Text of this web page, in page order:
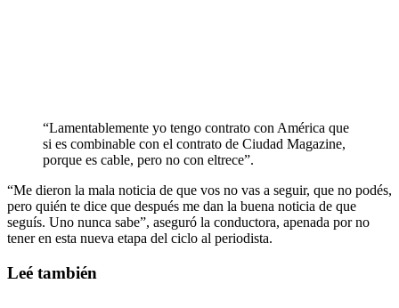
“Lamentablemente yo tengo contrato con América que
si es combinable con el contrato de Ciudad Magazine,
porque es cable, pero no con eltrece”.
“Me dieron la mala noticia de que vos no vas a seguir, que no podés,
pero quién te dice que después me dan la buena noticia de que
seguís. Uno nunca sabe”, aseguró la conductora, apenada por no
tener en esta nueva etapa del ciclo al periodista.
Leé también